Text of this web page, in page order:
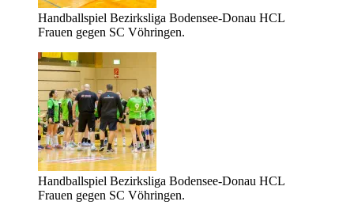
Handballspiel Bezirksliga Bodensee-Donau HCL
Frauen gegen SC Vöhringen.
Handballspiel Bezirksliga Bodensee-Donau HCL
Frauen gegen SC Vöhringen.